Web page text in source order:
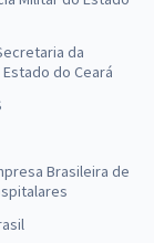
da
do Ceará
Brasileira de